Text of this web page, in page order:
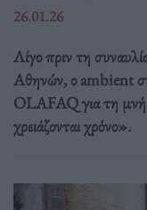
26.01.26
Λίγο πριν τη
Αθηνών, ο ambient
OLAFAQ για τη
χρειάζονται χρόνο».